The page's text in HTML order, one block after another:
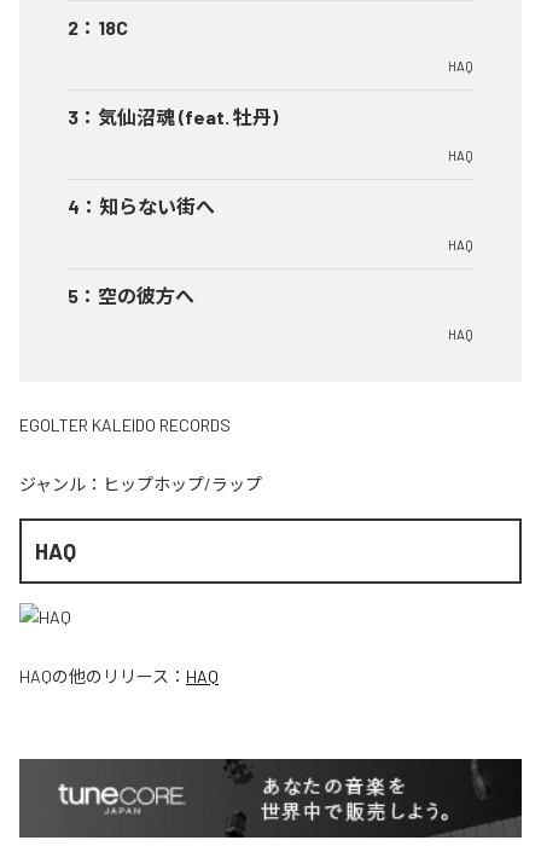
2 ： 18C
HAQ
3 ： 気仙沼魂 (feat. 牡丹)
HAQ
4 ： 知らない街へ
HAQ
5 ： 空の彼方へ
HAQ
EGOLTER KALEIDO RECORDS
ジャンル： ヒップホップ/ラップ
HAQ
HAQの他のリリース： HAQ